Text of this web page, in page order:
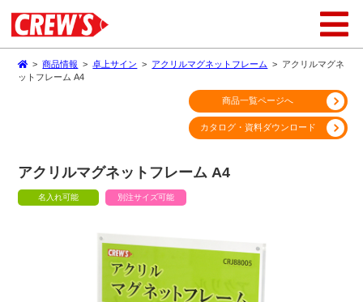
>商品情報 >卓上サイン > アクリルマグネットフレーム > アクリルマグネ
ットフレーム A4
アクリルマグネットフレーム A4
名入れ可能 別注サイズ可能
商品一覧ページへ
カタログ・資料ダウンロード